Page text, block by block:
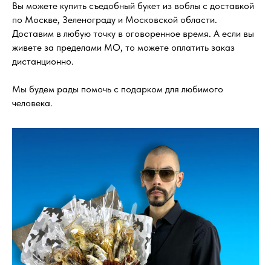
Вы можете купить съедобный букет из воблы с доставкой
по Москве, Зеленограду и Московской области.
Доставим в любую точку в оговоренное время. А если вы
живете за пределами МО, то можете оплатить заказ
дистанционно.
Мы будем рады помочь с подарком для любимого
человека.